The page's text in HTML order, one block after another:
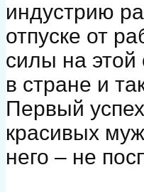
индустрию
отпуске от
силы на этой
в стране и
Первый
красивых
него – не